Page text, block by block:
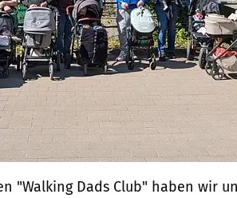
"Walking Dads Club" haben wir